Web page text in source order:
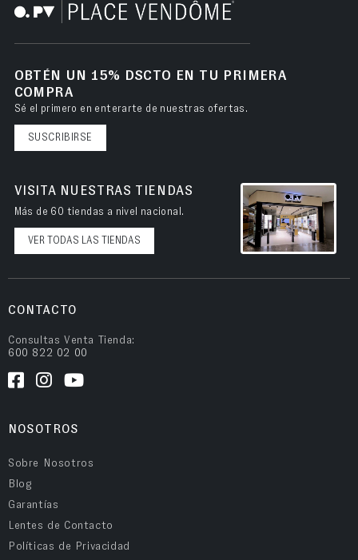
OBTÉN UN 15% DSCTO EN TU PRIMERA
COMPRA
Sé el primero en enterarte de nuestras ofertas.
SUSCRIBIRSE
VISITA NUESTRAS TIENDAS
Más de 60 tiendas a nivel nacional.
VER TODAS LAS TIENDAS
CONTACTO
Consultas Venta Tienda:
600 822 02 00
NOSOTROS
Sobre Nosotros
Blog
Garantías
Lentes de Contacto
Políticas de Privacidad